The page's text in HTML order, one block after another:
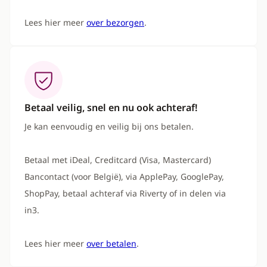
Lees hier meer over bezorgen.
Betaal veilig, snel en nu ook achteraf!
Je kan eenvoudig en veilig bij ons betalen.
Betaal met iDeal, Creditcard (Visa, Mastercard)
Bancontact (voor België), via ApplePay, GooglePay,
ShopPay, betaal achteraf via Riverty of in delen via
in3.
Lees hier meer over betalen.